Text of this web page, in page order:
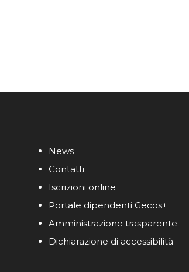
News
Contatti
Iscrizioni online
Portale dipendenti Gecos+
Amministrazione trasparente
Dichiarazione di accessibilità